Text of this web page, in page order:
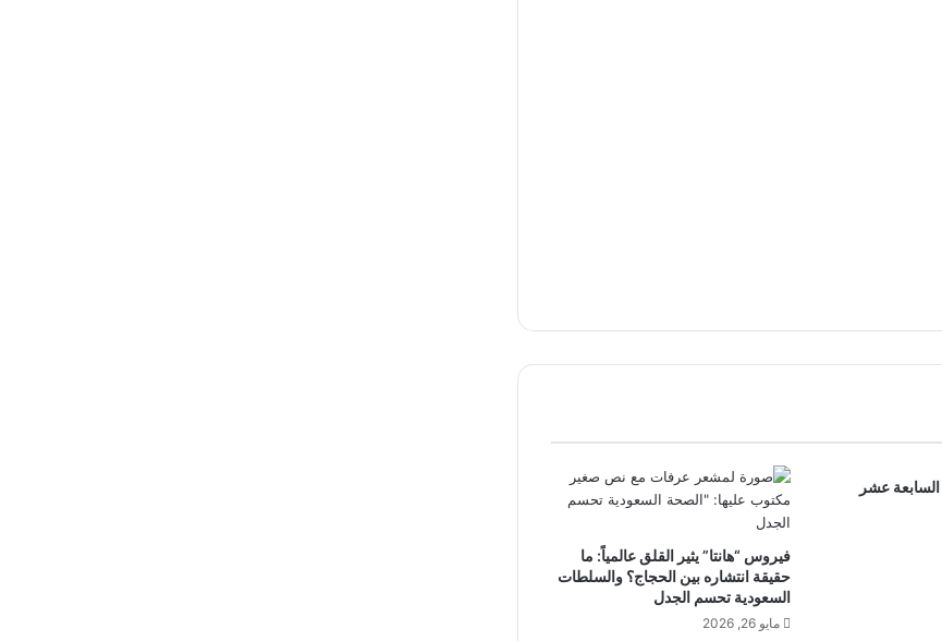
عشر
فيروس “هانتا” يثير القلق عالمياً: ما
حقيقة انتشاره بين الحجاج؟ والسلطات
السعودية تحسم الجدل
مايو 26, 2026